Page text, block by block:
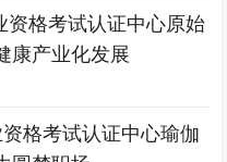
资格考试认证中心原始
康产业化发展
格考试认证中心瑜伽